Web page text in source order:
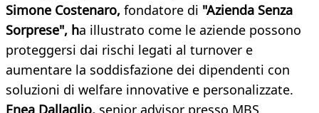
Simone Costenaro, fondatore di "Azienda Senza
Sorprese", ha illustrato come le aziende possono
proteggersi dai rischi legati al turnover e
aumentare la soddisfazione dei dipendenti con
soluzioni di welfare innovative e personalizzate.
Enea Dallaglio, senior advisor presso MBS